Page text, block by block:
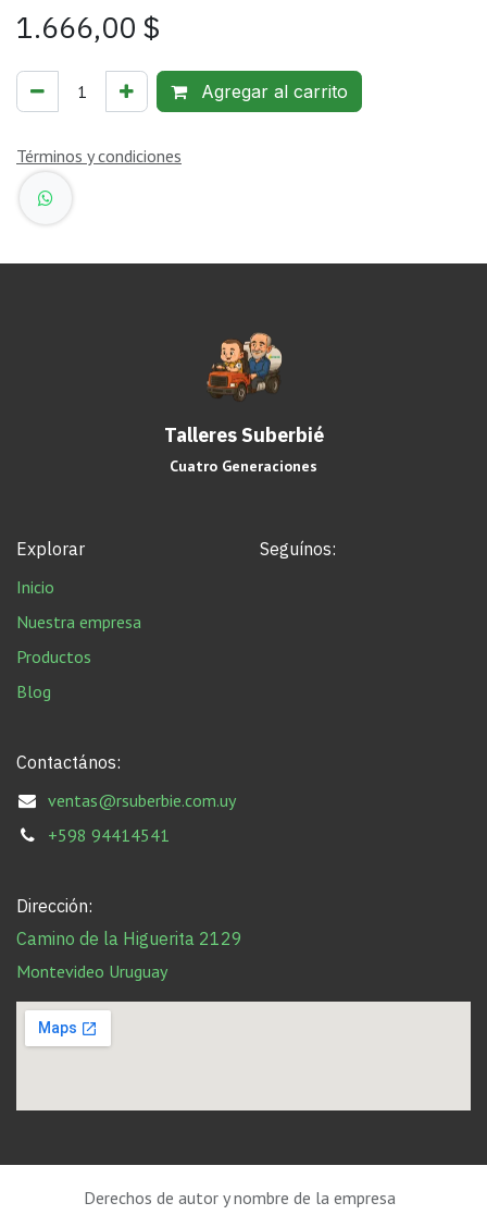
1.666,00 $
Agregar al carrito
Términos y condiciones
Talleres Suberbié
Cuatro Generaciones
Explorar
Inicio
Nuestra empresa
Productos
Blog
Contactános:
ventas@rsuberbie.com.uy
+598 94414541
Seguínos:
Dirección:
Camino de la Higuerita 2129
Montevideo Uruguay
Derechos de autor y nombre de la empresa